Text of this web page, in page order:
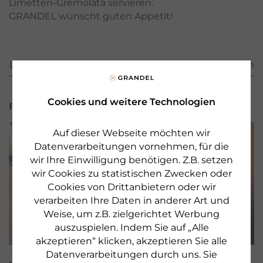
Cookies und weitere Technologien
Auf dieser Webseite möchten wir
Datenverarbeitungen vornehmen, für die
wir Ihre Einwilligung benötigen. Z.B. setzen
wir Cookies zu statistischen Zwecken oder
Cookies von Drittanbietern oder wir
verarbeiten Ihre Daten in anderer Art und
Weise, um z.B. zielgerichtet Werbung
auszuspielen. Indem Sie auf „Alle
akzeptieren“ klicken, akzeptieren Sie alle
Datenverarbeitungen durch uns. Sie
Limetten-Gremolata servieren.
GRANDEL wünscht guten Appetit!
Diese Beiträge könnten Sie auch noch interessieren
FEEL GOOD